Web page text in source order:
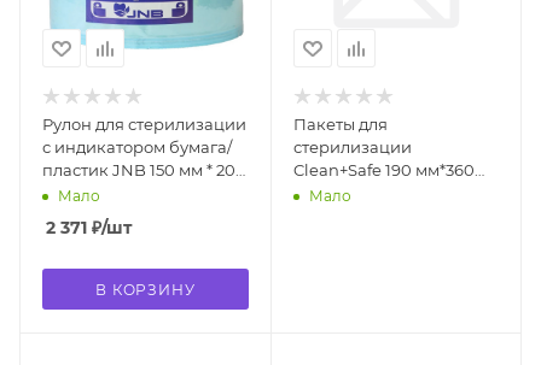
Рулон для стерилизации
с индикатором бумага/
пластик JNB 150 мм * 200
м Мало
2 371 ₽/шт
В КОРЗИНУ
Пакеты для
стерилизации
Clean+Safe 190 мм*360
мм (200шт.)
Мало